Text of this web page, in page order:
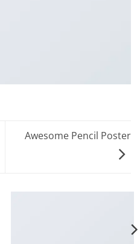
Awesome Pencil Poster